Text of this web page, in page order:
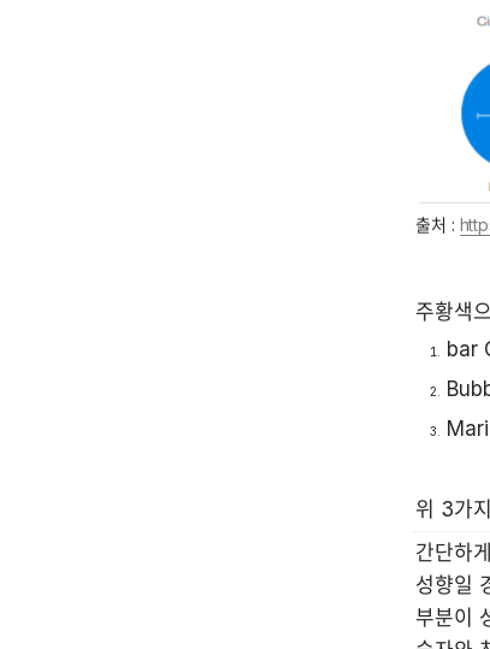
출처 :
주황색
bar
위 3가
간단하
성향일
부분이